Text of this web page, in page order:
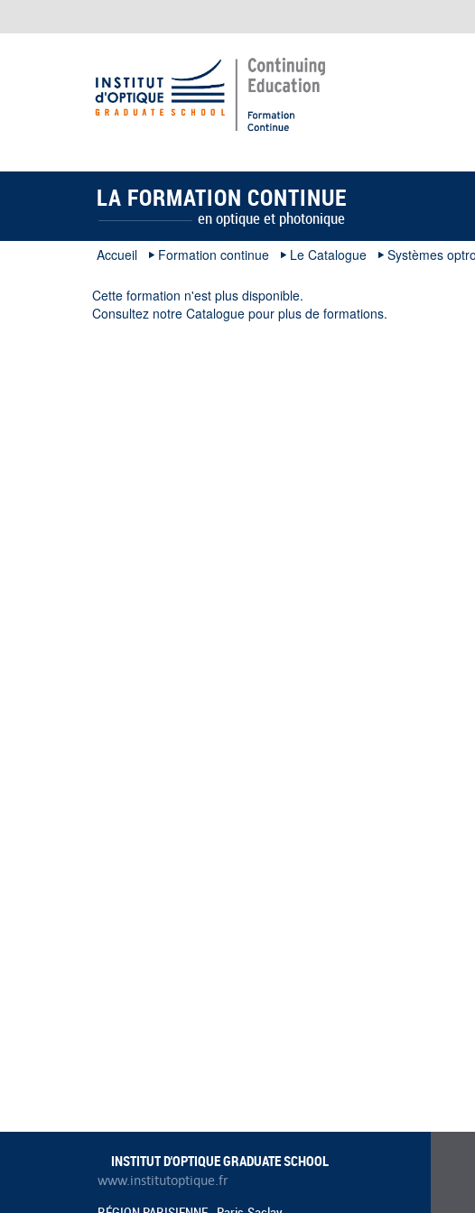
LA FORMATION CONTINUE
en optique et photonique
Accueil Formation continue Le Catalogue Systèmes
Cette formation n'est plus disponible.
Consultez notre Catalogue pour plus de formations.
INSTITUT D'OPTIQUE GRADUATE SCHOOL
www.institutoptique.fr